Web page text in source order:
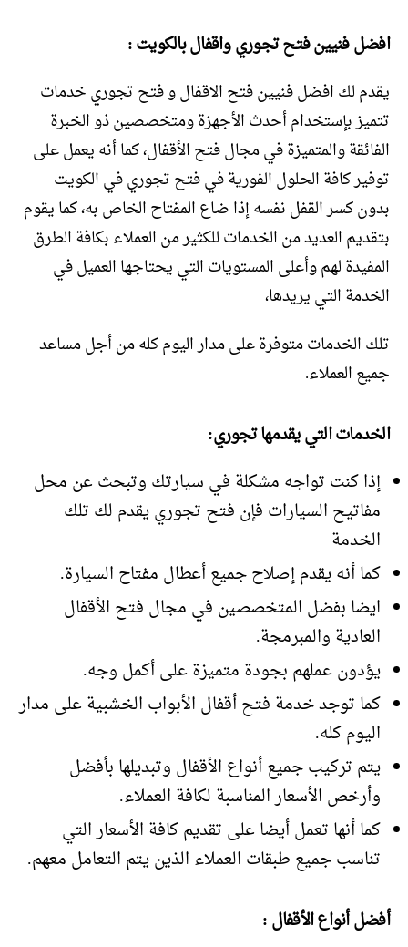
افضل فنيين فتح تجوري واقفال بالكويت :
يقدم لك افضل فنيين فتح الاقفال و فتح تجوري خدمات
تتميز بإستخدام أحدث الأجهزة ومتخصصين ذو الخبرة
الفائقة والمتميزة في مجال فتح الأقفال، كما أنه يعمل على
توفير كافة الحلول الفورية في فتح تجوري في الكويت
بدون كسر القفل نفسه إذا ضاع المفتاح الخاص به، كما يقوم
بتقديم العديد من الخدمات للكثير من العملاء بكافة الطرق
المفيدة لهم وأعلى المستويات التي يحتاجها العميل في
الخدمة التي يريدها،
تلك الخدمات متوفرة على مدار اليوم كله من أجل مساعد
جميع العملاء.
الخدمات التي يقدمها تجوري:
إذا كنت تواجه مشكلة في سيارتك وتبحث عن محل
مفاتيح السيارات فإن فتح تجوري يقدم لك تلك
الخدمة
كما أنه يقدم إصلاح جميع أعطال مفتاح السيارة.
ايضا بفضل المتخصصين في مجال فتح الأقفال
العادية والمبرمجة.
يؤدون عملهم بجودة متميزة على أكمل وجه.
كما توجد خدمة فتح أقفال الأبواب الخشبية على مدار
اليوم كله.
يتم تركيب جميع أنواع الأقفال وتبديلها بأفضل
وأرخص الأسعار المناسبة لكافة العملاء.
كما أنها تعمل أيضا على تقديم كافة الأسعار التي
تناسب جميع طبقات العملاء الذين يتم التعامل معهم.
أفضل أنواع الأقفال :